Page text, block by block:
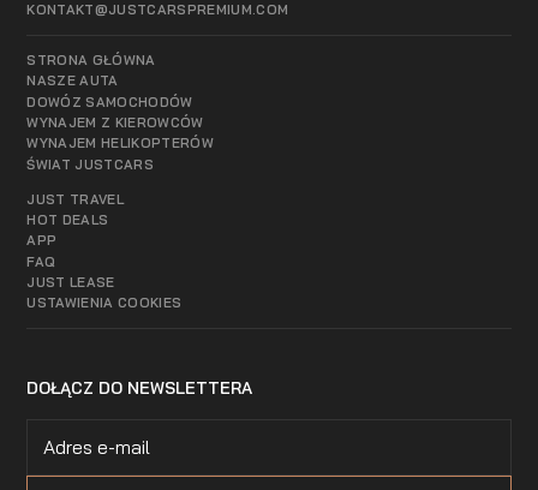
KONTAKT@JUSTCARSPREMIUM.COM
STRONA GŁÓWNA
NASZE AUTA
DOWÓZ SAMOCHODÓW
WYNAJEM Z KIEROWCÓW
WYNAJEM HELIKOPTERÓW
ŚWIAT JUSTCARS
JUST TRAVEL
HOT DEALS
APP
FAQ
JUST LEASE
USTAWIENIA COOKIES
DOŁĄCZ DO NEWSLETTERA